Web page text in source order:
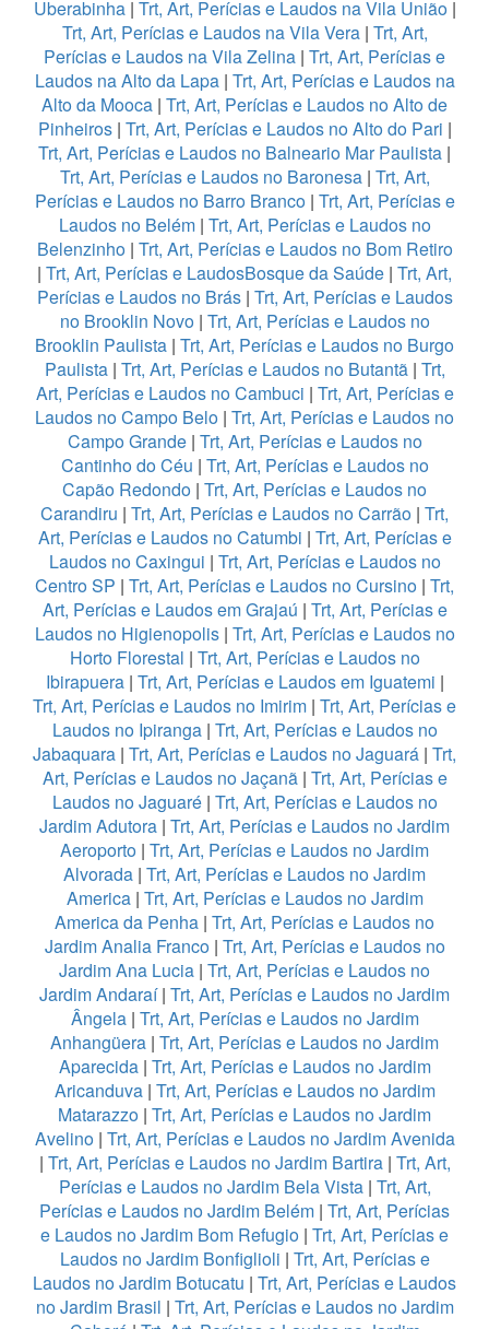
Uberabinha| Trt, Art, Perícias e Laudos na Vila União|
Trt, Art, Perícias e Laudos na Vila Vera| Trt, Art,
Perícias e Laudos na Vila Zelina | Trt, Art, Perícias e
Laudos na Alto da Lapa| Trt, Art, Perícias e Laudos na
Alto da Mooca | Trt, Art, Perícias e Laudos no Alto de
Pinheiros| Trt, Art, Perícias e Laudos no Alto do Pari |
Trt, Art, Perícias e Laudos no Balneario Mar Paulista |
Trt, Art, Perícias e Laudos no Baronesa| Trt, Art,
Perícias e Laudos no Barro Branco| Trt, Art, Perícias e
Laudos no Belém| Trt, Art, Perícias e Laudos no
Belenzinho| Trt, Art, Perícias e Laudos no Bom Retiro
| Trt, Art, Perícias e LaudosBosque da Saúde | Trt, Art,
Perícias e Laudos no Brás| Trt, Art, Perícias e Laudos
no Brooklin Novo| Trt, Art, Perícias e Laudos no
Brooklin Paulista | Trt, Art, Perícias e Laudos no Burgo
Paulista| Trt, Art, Perícias e Laudos no Butantã| Trt,
Art, Perícias e Laudos no Cambuci | Trt, Art, Perícias e
Laudos no Campo Belo | Trt, Art, Perícias e Laudos no
Campo Grande| Trt, Art, Perícias e Laudos no
Cantinho do Céu | Trt, Art, Perícias e Laudos no
Capão Redondo | Trt, Art, Perícias e Laudos no
Carandiru | Trt, Art, Perícias e Laudos no Carrão | Trt,
Art, Perícias e Laudos no Catumbi | Trt, Art, Perícias e
Laudos no Caxingui | Trt, Art, Perícias e Laudos no
Centro SP | Trt, Art, Perícias e Laudos no Cursino | Trt,
Art, Perícias e Laudos em Grajaú | Trt, Art, Perícias e
Laudos no Higienopolis| Trt, Art, Perícias e Laudos no
Horto Florestal | Trt, Art, Perícias e Laudos no
Ibirapuera| Trt, Art, Perícias e Laudos em Iguatemi |
Trt, Art, Perícias e Laudos no Imirim | Trt, Art, Perícias e
Laudos no Ipiranga| Trt, Art, Perícias e Laudos no
Jabaquara | Trt, Art, Perícias e Laudos no Jaguará | Trt,
Art, Perícias e Laudos no Jaçanã| Trt, Art, Perícias e
Laudos no Jaguaré| Trt, Art, Perícias e Laudos no
Jardim Adutora | Trt, Art, Perícias e Laudos no Jardim
Aeroporto | Trt, Art, Perícias e Laudos no Jardim
Alvorada | Trt, Art, Perícias e Laudos no Jardim
America| Trt, Art, Perícias e Laudos no Jardim
America da Penha | Trt, Art, Perícias e Laudos no
Jardim Analia Franco| Trt, Art, Perícias e Laudos no
Jardim Ana Lucia | Trt, Art, Perícias e Laudos no
Jardim Andaraí| Trt, Art, Perícias e Laudos no Jardim
Ângela| Trt, Art, Perícias e Laudos no Jardim
Anhangüera | Trt, Art, Perícias e Laudos no Jardim
Aparecida| Trt, Art, Perícias e Laudos no Jardim
Aricanduva| Trt, Art, Perícias e Laudos no Jardim
Matarazzo | Trt, Art, Perícias e Laudos no Jardim
Avelino| Trt, Art, Perícias e Laudos no Jardim Avenida
| Trt, Art, Perícias e Laudos no Jardim Bartira| Trt, Art,
Perícias e Laudos no Jardim Bela Vista| Trt, Art,
Perícias e Laudos no Jardim Belém | Trt, Art, Perícias
e Laudos no Jardim Bom Refugio | Trt, Art, Perícias e
Laudos no Jardim Bonfiglioli | Trt, Art, Perícias e
Laudos no Jardim Botucatu | Trt, Art, Perícias e Laudos
no Jardim Brasil | Trt, Art, Perícias e Laudos no Jardim